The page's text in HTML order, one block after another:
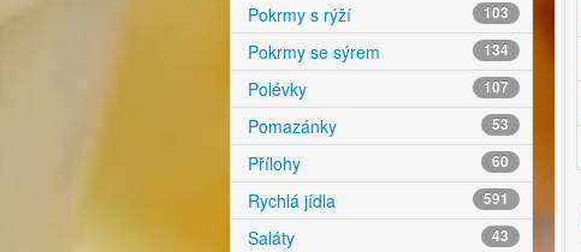
Pokrmy s rýží 103
Pokrmy se sýrem 134
Polévky 107
Pomazánky 53
Přílohy 60
Rychlá jídla 591
Saláty 43